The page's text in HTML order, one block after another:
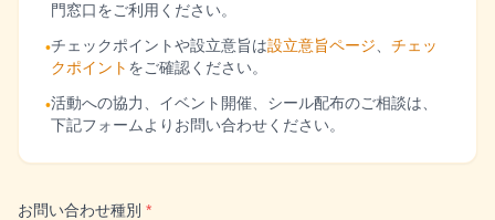
門窓口をご利用ください。
•チェックポイントや設立意旨は設立意旨ページ
チェッ
クポイント をご確認ください。
•活動への協力、イベント開催、シール配布のご相談は、
下記フォームよりお問い合わせください。
お問い合わせ種別 *